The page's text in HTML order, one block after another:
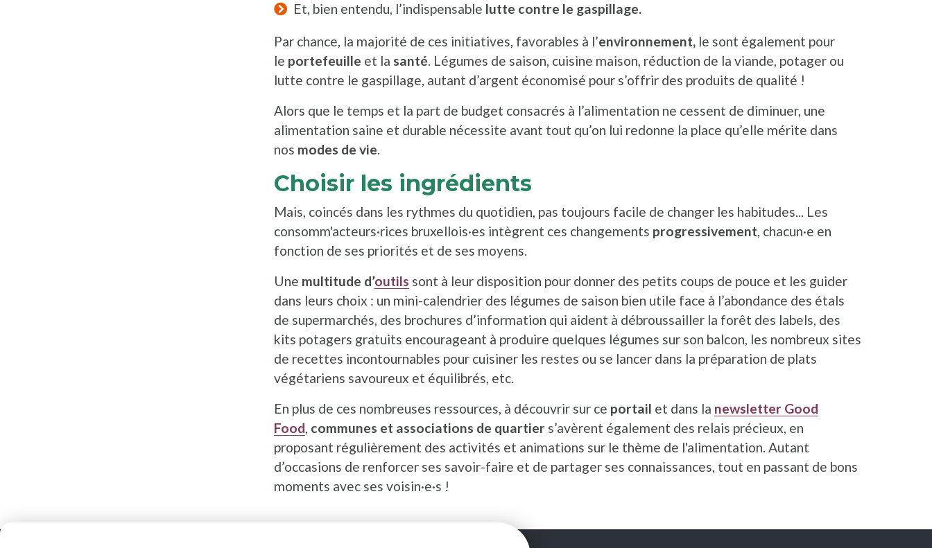
Et, bien entendu, l’indispensable lutte contre le gaspillage.
Par chance, la majorité de ces initiatives, favorables à l’environnement,le sont également pour
le portefeuille et la santé. Légumes de saison, cuisine maison, réduction de la viande, potager ou
lutte contre le gaspillage, autant d’argent économisé pour s’offrir des produits de qualité !
Alors que le temps et la part de budget consacrés à l’alimentation ne cessent de diminuer, une
alimentation saine et durable nécessite avant tout qu’on lui redonne la place qu’elle mérite dans
nos modes de vie.
Choisir les ingrédients
Mais, coincés dans les rythmes du quotidien, pas toujours facile de changer les habitudes... Les
consomm'acteurs·rices bruxellois·es intègrent ces changements progressivement, chacun·e en
fonction de ses priorités et de ses moyens.
Une multitude d’outils sont à leur disposition pour donner des petits coups de pouce et les guider
dans leurs choix : un mini-calendrier des légumes de saison bien utile face à l’abondance des étals
de supermarchés, des brochures d’information qui aident à débroussailler la forêt des labels, des
kits potagers gratuits encourageant à produire quelques légumes sur son balcon, les nombreux sites
de recettes incontournables pour cuisiner les restes ou se lancer dans la préparation de plats
végétariens savoureux et équilibrés, etc.
En plus de ces nombreuses ressources, à découvrir sur ce portail et dans la newsletter Good
Food, communes et associations de quartiers’avèrent également des relais précieux, en
proposant régulièrement des activités et animations sur le thème de l'alimentation. Autant
d’occasions de renforcer ses savoir-faire et de partager ses connaissances, tout en passant de bons
moments avec ses voisin·e·s !